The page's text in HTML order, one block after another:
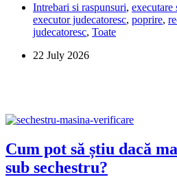
afla
dacă
mașina
este
Intrebari si raspunsuri, executare
executor judecatoresc, poprire,
judecatoresc, Toate
22 July 2026
Cum pot să știu dacă
sub sechestru?